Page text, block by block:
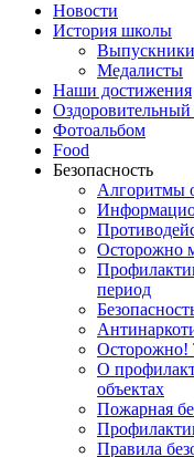
Новости
История школы
Выпускники
Медалисты
Наши достижения
Оздоровительный
Фотоальбом
Food
Безопасность
Алгоритмы
Осторожно
период
Осторожно!
О
объектах
Пожарная
Правила